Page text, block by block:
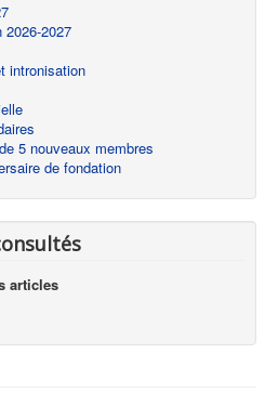
2026-2027
intronisation
5 nouveaux membres
de fondation
articles